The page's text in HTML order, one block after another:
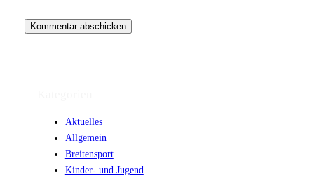
Aktuelles
Allgemein
Breitensport
Kinder- und Jugend